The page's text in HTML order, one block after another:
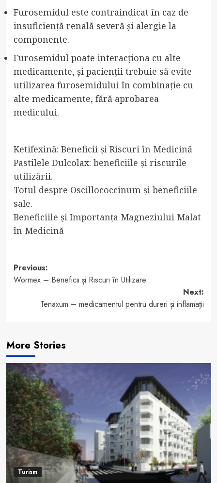
Furosemidul este contraindicat în caz de
insuficiență renală severă și alergie la
componente.
Furosemidul poate interacționa cu alte
medicamente, și pacienții trebuie să evite
utilizarea furosemidului în combinație cu
alte medicamente, fără aprobarea
medicului.
Ketifexină: Beneficii și Riscuri în Medicină
Pastilele Dulcolax: beneficiile și riscurile
utilizării.
Totul despre Oscillococcinum și beneficiile
sale.
Beneficiile și Importanța Magneziului Malat
în Medicină
Post
navigation
Previous:
Wormex – Beneficii și Riscuri în Utilizare.
Next:
Tenaxum – medicamentul pentru dureri și inflamații
More Stories
Turism